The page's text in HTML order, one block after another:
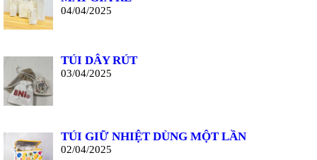
04/04/2025
TÚI DÂY RÚT
03/04/2025
TÚI GIỮ NHIỆT DÙNG MỘT LẦN
02/04/2025